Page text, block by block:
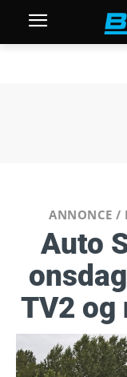
ANNONCE /
Auto
TV2 og